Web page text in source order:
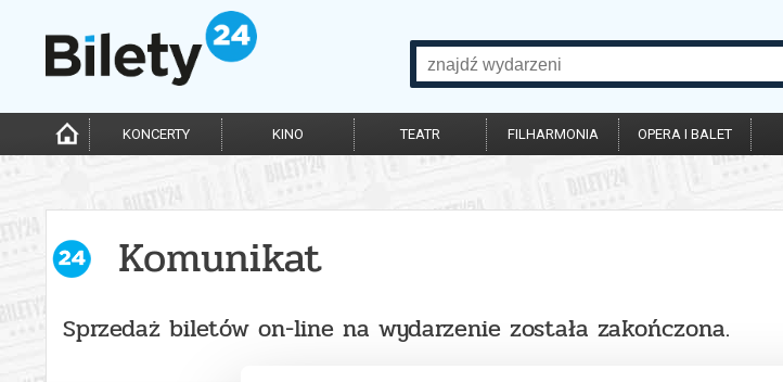
KONCERTY KINO TEATR FILHARMONIA OPERA I BALET
Komunikat
Sprzedaż biletów on-line na wydarzenie została zakończona.